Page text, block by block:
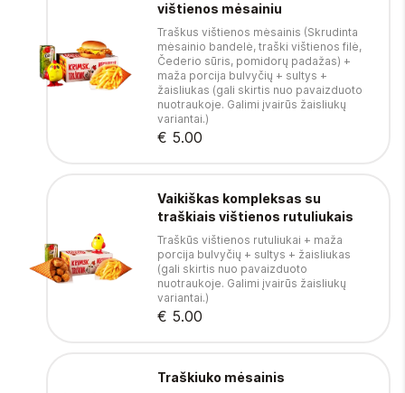
vištienos mėsainiu
Traškus vištienos mėsainis (Skrudinta
mėsainio bandelė, traški vištienos filė,
Čederio sūris, pomidorų padažas) +
maža porcija bulvyčių + sultys +
žaisliukas (gali skirtis nuo pavaizduoto
nuotraukoje. Galimi įvairūs žaisliukų
variantai.)
€ 5.00
Vaikiškas kompleksas su
traškiais vištienos rutuliukais
Traškūs vištienos rutuliukai + maža
porcija bulvyčių + sultys + žaisliukas
(gali skirtis nuo pavaizduoto
nuotraukoje. Galimi įvairūs žaisliukų
variantai.)
€ 5.00
Traškiuko mėsainis